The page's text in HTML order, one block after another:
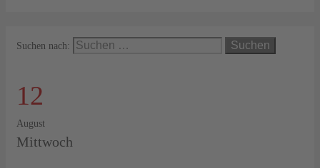
Suchen nach:
12
August
Mittwoch